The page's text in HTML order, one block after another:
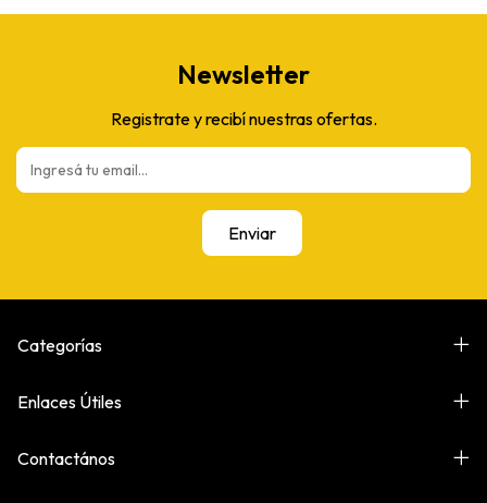
Newsletter
Registrate y recibí nuestras ofertas.
Categorías
Enlaces Útiles
Contactános